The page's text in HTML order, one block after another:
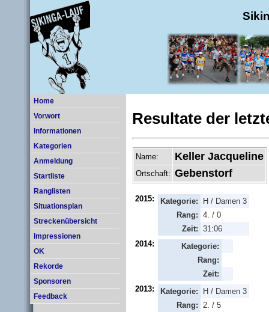
Home
Vorwort
Informationen
Kategorien
Anmeldung
Startliste
Ranglisten
Situationsplan
Streckenübersicht
Impressionen
OK
Rekorde
Sponsoren
Feedback
Resultate der
Name: Keller Jacqueline
Ortschaft: Gebenstorf
2015: Kategorie:
H / Damen 3
Rang: 4. / 0
Zeit: 31:06
2014:
Kategorie:
Rang:
Zeit:
2013:
Kategorie:
H / Damen 3
Rang:
2. / 5